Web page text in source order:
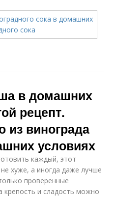
в домашних
рецепт.
из винограда
условиях
каждый, этот
хуже, а иногда даже лучше
проверенные
крепость и сладость можно